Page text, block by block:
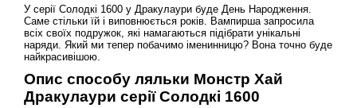
У серії Солодкі 1600 у Дракулаури буде День Народження.
Саме стільки їй і виповнюється років. Вампирша запросила
всіх своїх подружок, які намагаються підібрати унікальні
наряди. Який ми тепер побачимо іменинницю? Вона точно буде
найкрасивішою.
Опис способу ляльки Монстр Хай
Дракулаури серії Солодкі 1600